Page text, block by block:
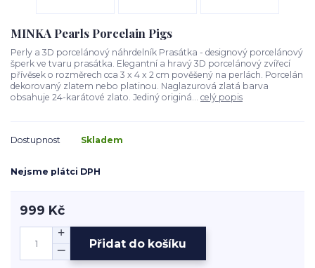
MINKA Pearls Porcelain Pigs
Perly a 3D porcelánový náhrdelník Prasátka - designový porcelánový
šperk ve tvaru prasátka. Elegantní a hravý 3D porcelánový zvířecí
přívěsek o rozměrech cca 3 x 4 x 2 cm pověšený na perlách. Porcelán
dekorovaný zlatem nebo platinou. Naglazurová zlatá barva
obsahuje 24-karátové zlato. Jediný originá... celý popis
Dostupnost Skladem
Nejsme plátci DPH
999 Kč
Přidat do košíku